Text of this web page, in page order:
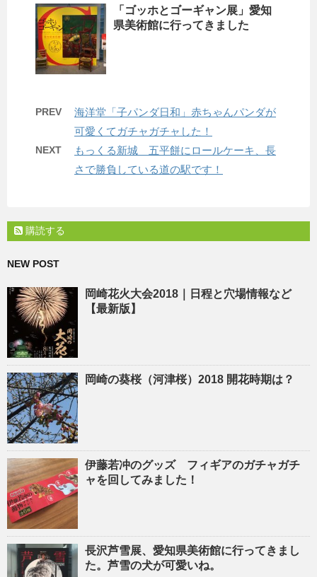
「ゴッホとゴーギャン展」愛知
県美術館に行ってきました
PREV
海洋堂「子パンダ日和」赤ちゃんパンダが
可愛くてガチャガチャした！
NEXT
もっくる新城 五平餅にロールケーキ、長
さで勝負している道の駅です！
購読する
NEW POST
岡崎花火大会2018｜日程と穴場情報など
【最新版】
岡崎の葵桜（河津桜）2018 開花時期は？
伊藤若冲のグッズ フィギアのガチャガチ
ャを回してみました！
長沢芦雪展、愛知県美術館に行ってきまし
た。芦雪の犬が可愛いね。